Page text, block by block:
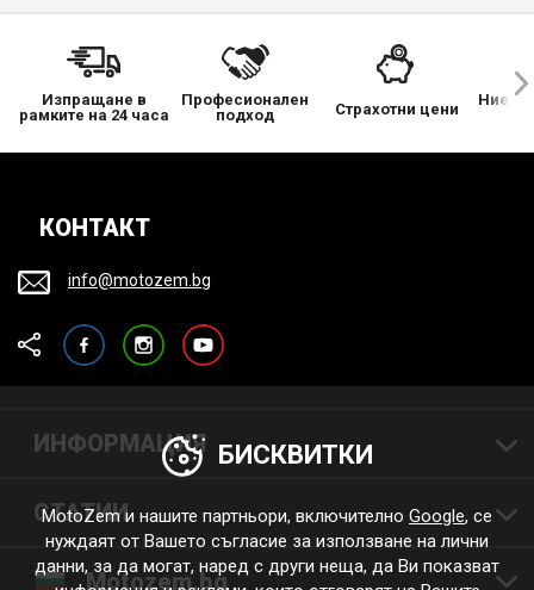
Изпращане в
рамките на 24 часа
Професионален
подход
Страхотни цени
Ние
КОНТАКТ
info@motozem.bg
FacebookInstagramYouTube
ИНФОРМАЦИЯ
СТАТИИ
Motozem.bg
БИСКВИТКИ
MotoZem и нашите партньори, включително Google, се
нуждаят от Вашето съгласие за използване на лични
данни, за да могат, наред с други неща, да Ви показват